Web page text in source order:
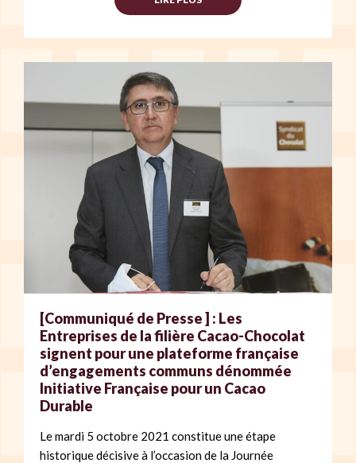
[Communiqué de Presse ] : Les
Entreprises de la filière Cacao-Chocolat
signent pour une plateforme française
d’engagements communs dénommée
Initiative Française pour un Cacao
Durable
Le mardi 5 octobre 2021 constitue une étape
historique décisive à l’occasion de la Journée